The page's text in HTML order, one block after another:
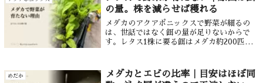
はありません。どうしても換えるなら暖かい
日の昼に5分の1まで、底は吸わないでくださ
い。
の量。株を減らせば穫れる
メダカのアクアポニックスで野菜が細るの
は、世話ではなく餌の量が足りないからで
す。レタス1株に要る餌はメダカ約200匹ぶ
めだか
メダカとエビの比率｜目安はほぼ同